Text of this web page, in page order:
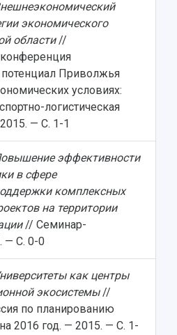
экономического
области//
Приволжья
условиях:
логистическая
— С. 1-1
эффективности
в сфере
комплексных
на территории
// Семинар-
— С. 0-0
как центры
экосистемы//
по планированию
2016 год. — 2015. — С. 1-